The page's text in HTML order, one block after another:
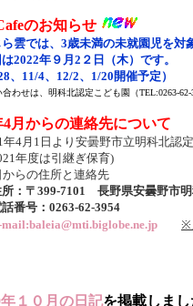
のお知らせ
、3歳未満の未就園児を対象
年９月2２日（木）です。
4、12/2、1/20開催予定）
合わせは、明科北認定こども園（TEL:0263-
月からの連絡先について
年4月1日より安曇野市立明科北認
は引継ぎ保育)
の住所と連絡先
：〒399-7101 長野県安曇野市
0263-62-3954
※
年１０月の日記を掲載しまし